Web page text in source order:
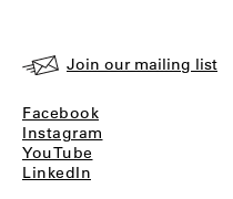
Join our mailing list
Facebook
Instagram
YouTube
LinkedIn